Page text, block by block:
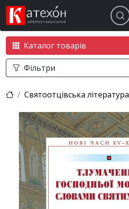
Каталог товарів
Фільтри
Святоотцівська література